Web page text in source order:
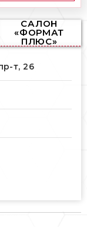
САЛОН
«ФОРМАТ
ПЛЮС»
т, 26